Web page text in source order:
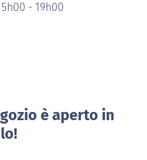
- 19h00
è aperto in